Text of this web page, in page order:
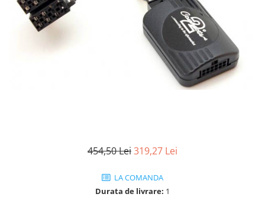
Audio & Video
Scutere electrice
454,50 Lei319,27 Lei
LA COMANDA
Durata de livrare: 1